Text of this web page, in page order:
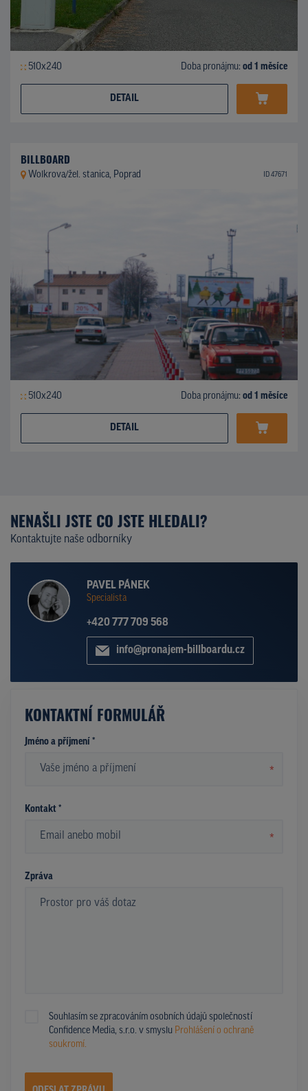
510x240 Doba pronájmu: od 1 měsíce
DETAIL
BILLBOARD
Wolkrova/žel. stanica, Poprad ID 47671
510x240 Doba pronájmu: od 1 měsíce
DETAIL
NENAŠLI JSTE CO JSTE HLEDALI?
Kontaktujte naše odborníky
PAVEL PÁNEK
Specialista
+420 777 709 568
info@pronajem-billboardu.cz
KONTAKTNÍ FORMULÁŘ
Jméno a příjmení *
*
Kontakt *
*
Zpráva
Souhlasím se zpracováním osobních údajů společností
Confidence Media, s.r.o. v smyslu Prohlášení o ochraně
soukromí.